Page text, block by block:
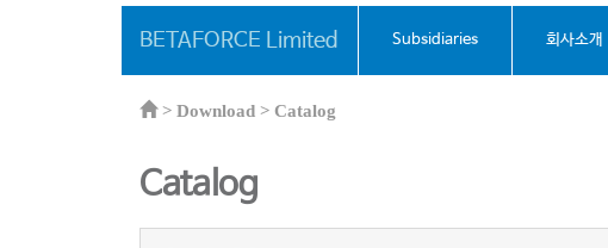
BETAFORCE Limited Subsidiaries 회사소개
> Download > Catalog
Catalog